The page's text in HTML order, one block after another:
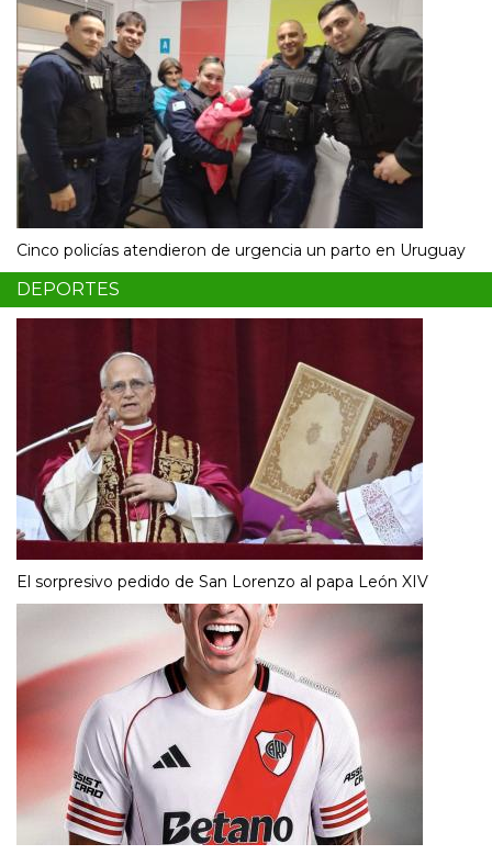
Cinco policías atendieron de urgencia un parto en Uruguay
DEPORTES
El sorpresivo pedido de San Lorenzo al papa León XIV